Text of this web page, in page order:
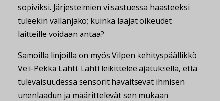
sopiviksi. Järjestelmien viisastuessa haasteeksi
tuleekin vallanjako; kuinka laajat oikeudet
laitteille voidaan antaa?
Samoilla linjoilla on myös Vilpen kehityspäällikkö
Veli-Pekka Lahti. Lahti leikittelee ajatuksella, että
tulevaisuudessa sensorit havaitsevat ihmisen
unenlaadun ja määrittelevät sen mukaan